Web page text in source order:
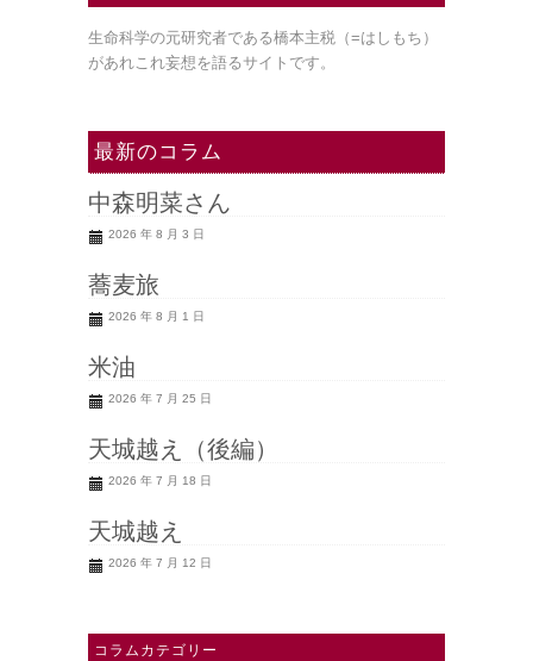
生命科学の元研究者である橋本主税（=はしもち）
があれこれ妄想を語るサイトです。
最新のコラム
中森明菜さん
2026 年 8 月 3 日
蕎麦旅
2026 年 8 月 1 日
米油
2026 年 7 月 25 日
天城越え（後編）
2026 年 7 月 18 日
天城越え
2026 年 7 月 12 日
コラムカテゴリー